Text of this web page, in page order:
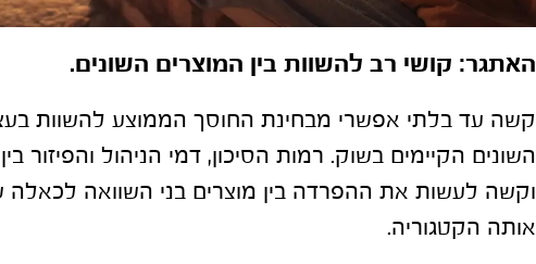
האתגר: קושי רב להשוות בין המוצרים השונים.
קשה עד בלתי אפשרי מבחינת החוסך הממוצע להשוות
השונים הקיימים בשוק. רמות הסיכון, דמי הניהול והפיזור
וקשה לעשות את ההפרדה בין מוצרים בני השוואה
אותה הקטגוריה.